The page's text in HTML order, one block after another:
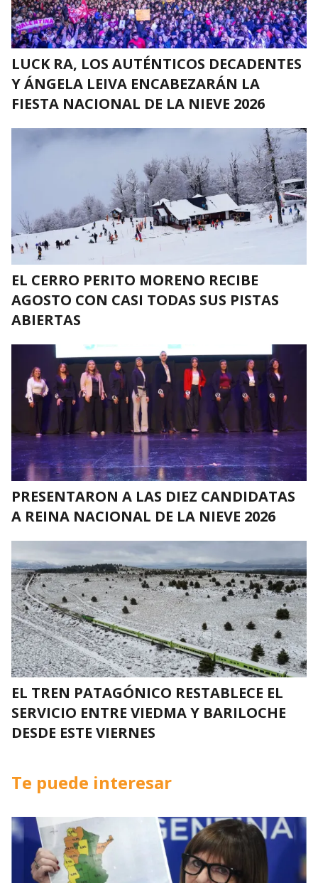
LUCK RA, LOS AUTÉNTICOS DECADENTES
Y ÁNGELA LEIVA ENCABEZARÁN LA
FIESTA NACIONAL DE LA NIEVE 2026
EL CERRO PERITO MORENO RECIBE
AGOSTO CON CASI TODAS SUS PISTAS
ABIERTAS
PRESENTARON A LAS DIEZ CANDIDATAS
A REINA NACIONAL DE LA NIEVE 2026
EL TREN PATAGÓNICO RESTABLECE EL
SERVICIO ENTRE VIEDMA Y BARILOCHE
DESDE ESTE VIERNES
Te puede interesar